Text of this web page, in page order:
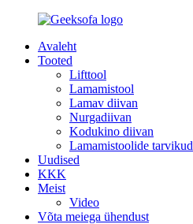
Avaleht
Tooted
Lifttool
Lamamistool
Lamav diivan
Nurgadiivan
Kodukino diivan
Lamamistoolide tarvikud
Uudised
KKK
Meist
Video
Võta meiega ühendust